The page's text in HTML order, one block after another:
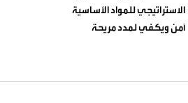
الاستراتيجي للمواد الأساسية
آمن ويكفي لمدد مريحة